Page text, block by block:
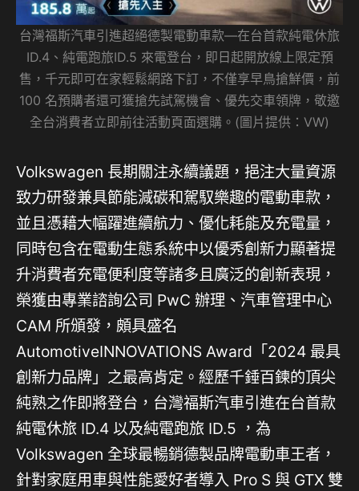
台灣福斯汽車引進超絕德製電動車款—在台首款純電休旅
ID.4、純電跑旅ID.5 來電登台，即日起開放線上限定預
售，千元即可在家輕鬆網路下訂，不僅享早鳥搶鮮價，前
100 名預購者還可獲搶先試駕機會、優先交車領牌，敬邀
全台消費者立即前往活動頁面選購。(圖片提供：VW)
Volkswagen 長期關注永續議題，挹注大量資源
致力研發兼具節能減碳和駕馭樂趣的電動車款，
並且憑藉大幅躍進續航力、優化耗能及充電量，
同時包含在電動生態系統中以優秀創新力顯著提
升消費者充電便利度等諸多且廣泛的創新表現，
榮獲由專業諮詢公司 PwC 辦理、汽車管理中心
CAM 所頒發，頗具盛名
AutomotiveINNOVATIONS Award「2024 最具
創新力品牌」之最高肯定。經歷千錘百鍊的頂尖
純熟之作即將登台，台灣福斯汽車引進在台首款
純電休旅 ID.4 以及純電跑旅 ID.5 ，為
Volkswagen 全球最暢銷德製品牌電動車王者，
針對家庭用車與性能愛好者導入 Pro S 與 GTX 雙